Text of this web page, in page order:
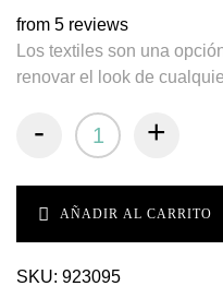
from 5 reviews
Los textiles son una
renovar el look de
- +
AÑADIR AL CARRITO
SKU: 923095